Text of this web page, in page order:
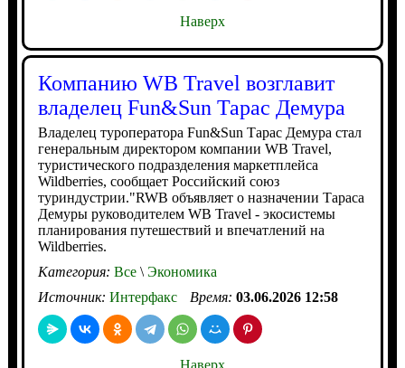
Наверх
Компанию WB Travel возглавит
владелец Fun&Sun Тарас Демура
Владелец туроператора Fun&Sun Тарас Демура стал
генеральным директором компании WB Travel,
туристического подразделения маркетплейса
Wildberries, сообщает Российский союз
туриндустрии."RWB объявляет о назначении Тараса
Демуры руководителем WB Travel - экосистемы
планирования путешествий и впечатлений на
Wildberries.
Категория: Все\Экономика
Источник: Интерфакс Время: 03.06.2026 12:58
Наверх